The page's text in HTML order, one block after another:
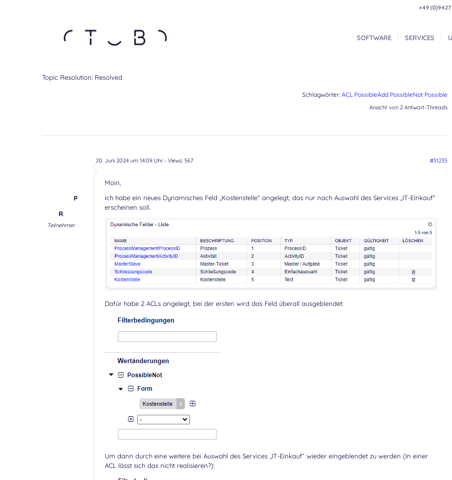
+49
SOFTWARE SERVICES
Topic Resolution: Resolved
Schlagwörter: ACL PossibleAdd PossibleNot Possible
Ansicht von 2 Antwort-Threads
20. Juni 2024 um 14:09 Uhr- Views: 567 #31235
P
R
Teilnehmer
Moin,
ich habe ein neues Dynamisches Feld „Kostenstelle“ angelegt, das nur nach Auswahl des Services „IT-Einkauf“
erscheinen soll.
Dafür habe 2 ACLs angelegt, bei der ersten wird das Feld überall ausgeblendet:
Um dann durch eine weitere bei Auswahl des Services „IT-Einkauf“ wieder eingeblendet zu werden (In einer
ACL lässt sich das nicht realisieren?):